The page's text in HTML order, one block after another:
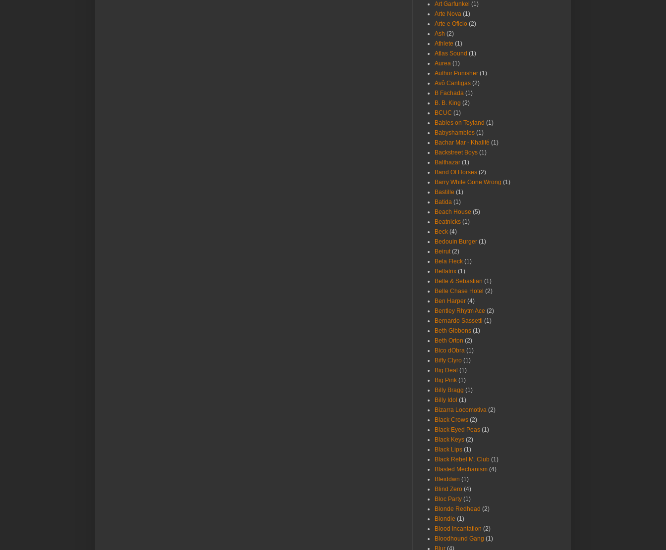
Art Garfunkel (1)
Arte Nova (1)
Arte e Oficio (2)
Ash (2)
Athlete (1)
Atlas Sound (1)
Aurea (1)
Author Punisher (1)
Avô Cantigas (2)
B Fachada (1)
B. B. King (2)
BCUC (1)
Babies on Toyland (1)
Babyshambles (1)
Bachar Mar - Khalifé (1)
Backstreet Boys (1)
Balthazar (1)
Band Of Horses (2)
Barry White Gone Wrong (1)
Bastille (1)
Batida (1)
Beach House (5)
Beatnicks (1)
Beck (4)
Bedouin Burger (1)
Beirut (2)
Bela Fleck (1)
Bellatrix (1)
Belle & Sebastian (1)
Belle Chase Hotel (2)
Ben Harper (4)
Bentley Rhytm Ace (2)
Bernardo Sassetti (1)
Beth Gibbons (1)
Beth Orton (2)
Bico dObra (1)
Biffy Clyro (1)
Big Deal (1)
Big Pink (1)
Billy Bragg (1)
Billy Idol (1)
Bizarra Locomotiva (2)
Black Crows (2)
Black Eyed Peas (1)
Black Keys (2)
Black Lips (1)
Black Rebel M. Club (1)
Blasted Mechanism (4)
Bleiddwn (1)
Blind Zero (4)
Bloc Party (1)
Blonde Redhead (2)
Blondie (1)
Blood Incantation (2)
Bloodhound Gang (1)